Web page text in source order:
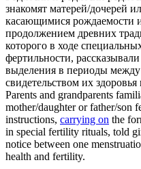
знакомят матерей/дочерей
касающимися рождаемости
продолжением древних
которого в ходе
фертильности,
выделения в периоды
свидетельством их
Parents and grandparents
mother/daughter or father/son
instructions, carrying on the
in special fertility rituals, told
notice between one
health and fertility.